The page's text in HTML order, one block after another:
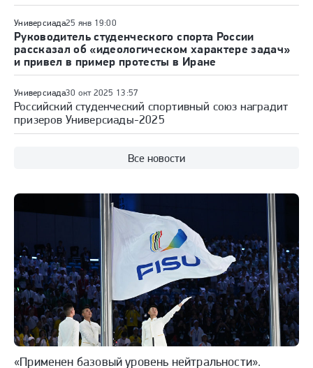
Универсиада25 янв 19:00
Руководитель студенческого спорта России
рассказал об «идеологическом характере задач»
и привел в пример протесты в Иране
Универсиада30 окт 2025 13:57
Российский студенческий спортивный союз наградит
призеров Универсиады-2025
Все новости
«Применен базовый уровень нейтральности».